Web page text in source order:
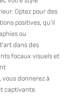
Optez pour des
positives, qu’il
ou
dans des
focaux visuels et
donnerez à
captivante.